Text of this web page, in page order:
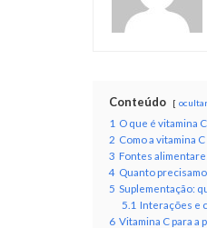
Conteúdo ocultar
1 O que é vitamina
2 Como a vitamina
3 Fontes
4 Quanto
5 Suplementação:
5.1 Interações e
6 Vitamina C para a